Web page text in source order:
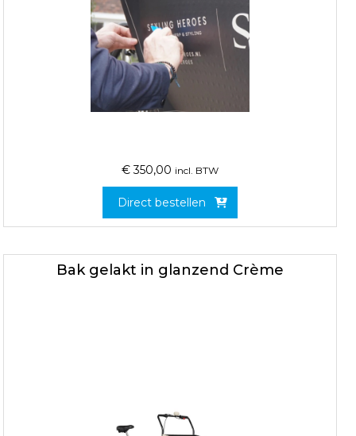
€ 350,00 incl. BTW
Direct bestellen
Bak gelakt in glanzend Crème